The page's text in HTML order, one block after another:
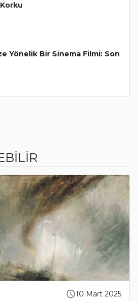
Yönelik Bir Sinema Filmi: Son
10 Mart 2025